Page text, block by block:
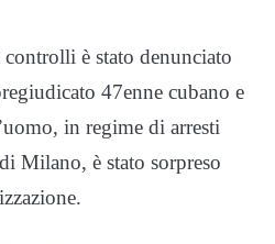
è stato denunciato
47enne cubano e
in regime di arresti
Milano, è stato sorpreso